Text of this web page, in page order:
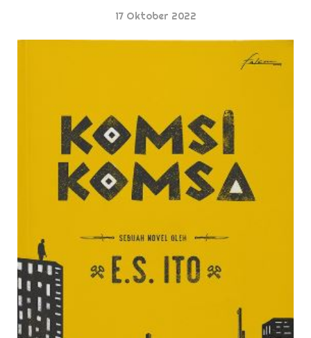
17 Oktober 2022